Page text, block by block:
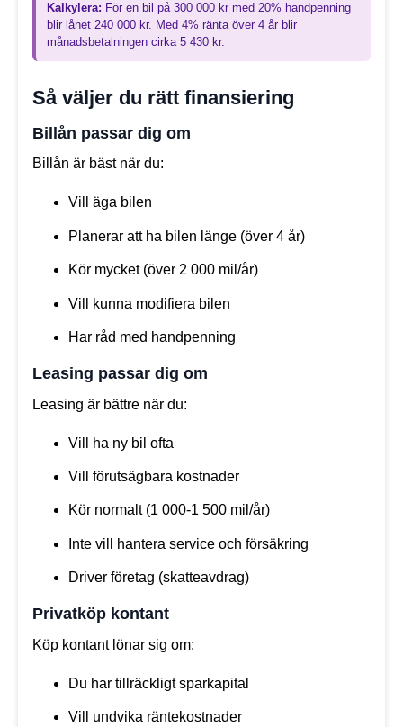
Kalkylera: För en bil på 300 000 kr med 20% handpenning
blir lånet 240 000 kr. Med 4% ränta över 4 år blir
månadsbetalningen cirka 5 430 kr.
Så väljer du rätt finansiering
Billån passar dig om
Billån är bäst när du:
Vill äga bilen
Planerar att ha bilen länge (över 4 år)
Kör mycket (över 2 000 mil/år)
Vill kunna modifiera bilen
Har råd med handpenning
Leasing passar dig om
Leasing är bättre när du:
Vill ha ny bil ofta
Vill förutsägbara kostnader
Kör normalt (1 000-1 500 mil/år)
Inte vill hantera service och försäkring
Driver företag (skatteavdrag)
Privatköp kontant
Köp kontant lönar sig om:
Du har tillräckligt sparkapital
Vill undvika räntekostnader